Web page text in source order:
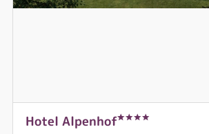
Hotel Alpenhof